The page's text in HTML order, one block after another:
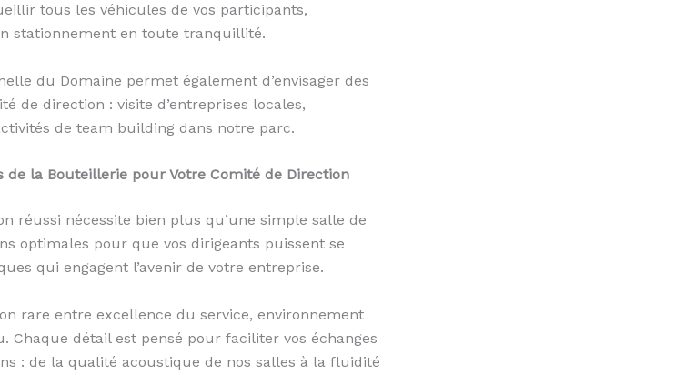
tous les véhicules de vos participants,
stationnement en toute tranquillité.
du Domaine permet également d’envisager des
de direction : visite d’entreprises locales,
de team building dans notre parc.
de la Bouteillerie pour Votre Comité de Direction
réussi nécessite bien plus qu’une simple salle de
optimales pour que vos dirigeants puissent se
qui engagent l’avenir de votre entreprise.
rare entre excellence du service, environnement
Chaque détail est pensé pour faciliter vos échanges
: de la qualité acoustique de nos salles à la fluidité